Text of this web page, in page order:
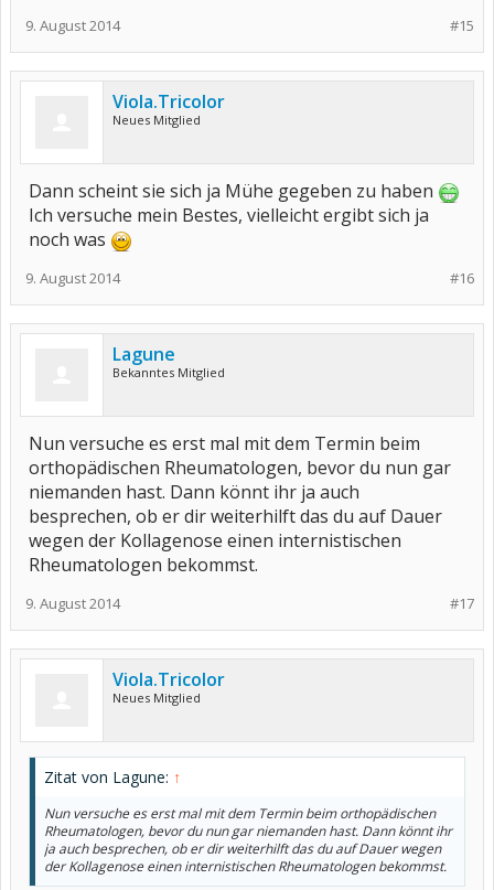
#15
9. August 2014
Viola.Tricolor
Neues Mitglied
Dann scheint sie sich ja Mühe gegeben zu haben
Ich versuche mein Bestes, vielleicht ergibt sich ja
noch was
#16
9. August 2014
Lagune
Bekanntes Mitglied
Nun versuche es erst mal mit dem Termin beim
orthopädischen Rheumatologen, bevor du nun gar
niemanden hast. Dann könnt ihr ja auch
besprechen, ob er dir weiterhilft das du auf Dauer
wegen der Kollagenose einen internistischen
Rheumatologen bekommst.
#17
9. August 2014
Viola.Tricolor
Neues Mitglied
Zitat von Lagune: ↑
Nun versuche es erst mal mit dem Termin beim orthopädischen
Rheumatologen, bevor du nun gar niemanden hast. Dann könnt ihr
ja auch besprechen, ob er dir weiterhilft das du auf Dauer wegen
der Kollagenose einen internistischen Rheumatologen bekommst.